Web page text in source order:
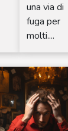
una via di
fuga per
molti....